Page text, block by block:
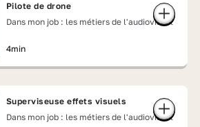
Pilote de drone
Dans mon job : les métiers de l'audiovisuel
4min
Superviseuse effets visuels
Dans mon job : les métiers de l'audiovisuel